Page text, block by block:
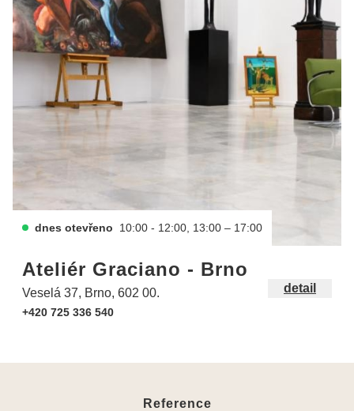
dnes otevřeno 10:00 - 12:00, 13:00 – 17:00
Ateliér Graciano - Brno
Veselá 37, Brno, 602 00.
+420 725 336 540
detail
Reference